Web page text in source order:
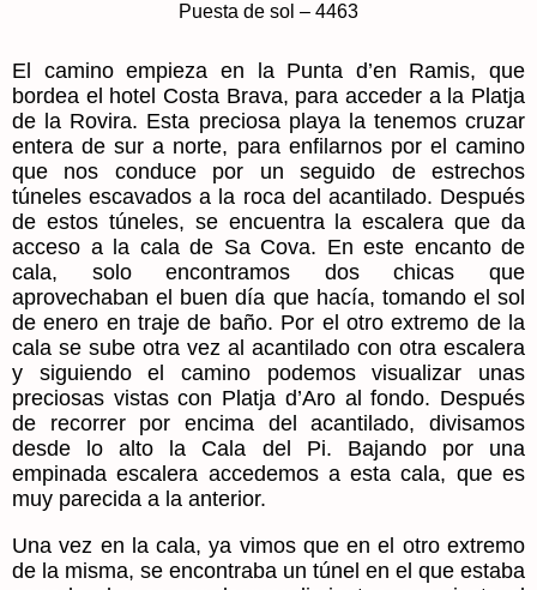
Puesta de sol – 4463
El camino empieza en la Punta d’en Ramis, que
bordea el hotel Costa Brava, para acceder a la Platja
de la Rovira. Esta preciosa playa la tenemos cruzar
entera de sur a norte, para enfilarnos por el camino
que nos conduce por un seguido de estrechos
túneles escavados a la roca del acantilado. Después
de estos túneles, se encuentra la escalera que da
acceso a la cala de Sa Cova. En este encanto de
cala, solo encontramos dos chicas que
aprovechaban el buen día que hacía, tomando el sol
de enero en traje de baño. Por el otro extremo de la
cala se sube otra vez al acantilado con otra escalera
y siguiendo el camino podemos visualizar unas
preciosas vistas con Platja d’Aro al fondo. Después
de recorrer por encima del acantilado, divisamos
desde lo alto la Cala del Pi. Bajando por una
empinada escalera accedemos a esta cala, que es
muy parecida a la anterior.
Una vez en la cala, ya vimos que en el otro extremo
de la misma, se encontraba un túnel en el que estaba